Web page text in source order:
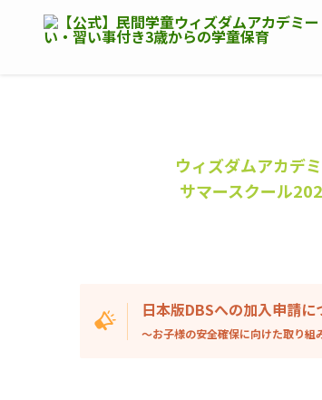
ウィズダムアカデ
サマースクール
日本版DBSへの加入申請に
〜お子様の安全確保に向けた取り組